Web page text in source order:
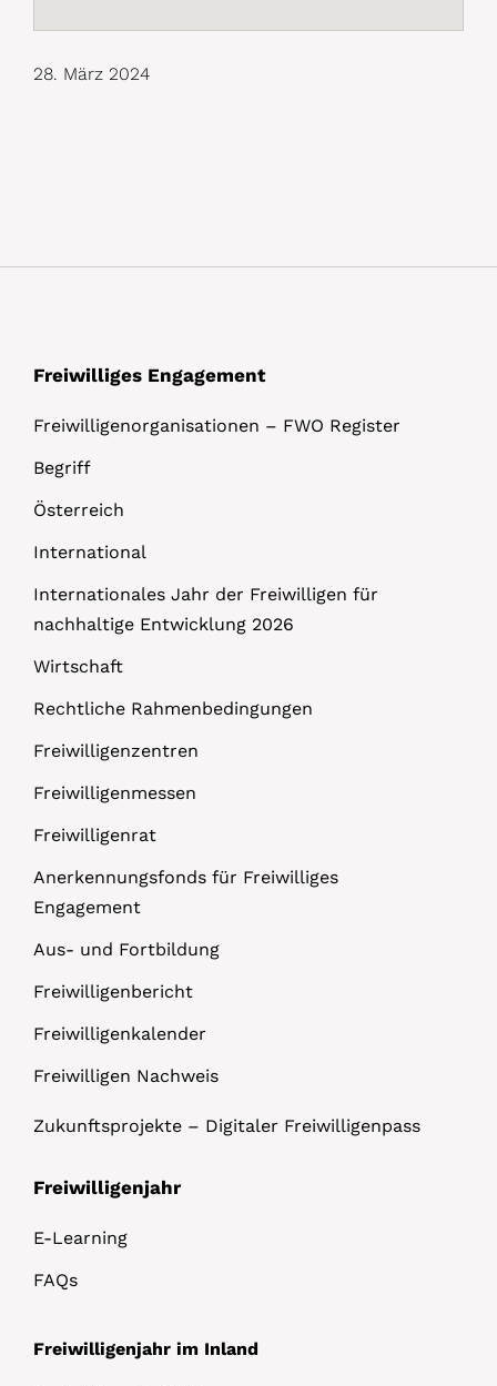
28. März 2024
Freiwilliges Engagement
Freiwilligenorganisationen – FWO Register
Begriff
Österreich
International
Internationales Jahr der Freiwilligen für
nachhaltige Entwicklung 2026
Wirtschaft
Rechtliche Rahmenbedingungen
Freiwilligenzentren
Freiwilligenmessen
Freiwilligenrat
Anerkennungsfonds für Freiwilliges
Engagement
Aus- und Fortbildung
Freiwilligenbericht
Freiwilligenkalender
Freiwilligen Nachweis
Zukunftsprojekte – Digitaler Freiwilligenpass
Freiwilligenjahr
E-Learning
FAQs
Freiwilligenjahr im Inland